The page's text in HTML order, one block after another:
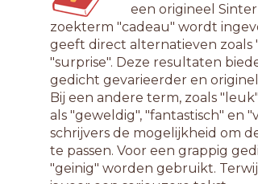
een origineel
zoekterm "cadeau" wordt
geeft direct alternatieven zoals
"surprise". Deze resultaten
gedicht gevarieerder en
Bij een andere term, zoals
als "geweldig", "fantastisch" en
schrijvers de mogelijkheid om
te passen. Voor een grappig
"geinig" worden gebruikt.